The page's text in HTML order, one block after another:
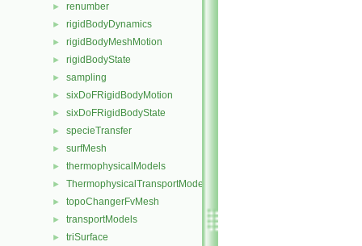
► renumber
► rigidBodyDynamics
► rigidBodyMeshMotion
► rigidBodyState
► sampling
► sixDoFRigidBodyMotion
► sixDoFRigidBodyState
► specieTransfer
► surfMesh
► thermophysicalModels
► ThermophysicalTransportModels
► topoChangerFvMesh
► transportModels
► triSurface